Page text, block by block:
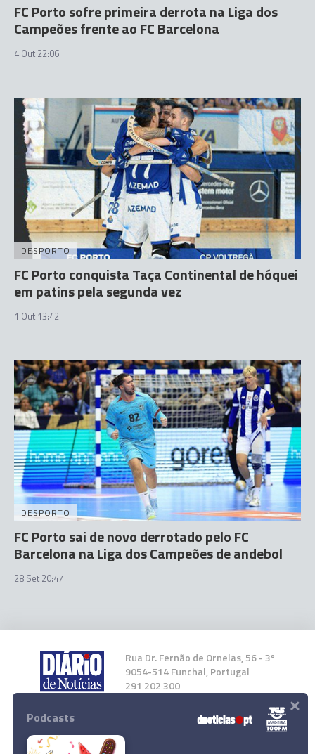
FC Porto sofre primeira derrota na Liga dos
Campeões frente ao FC Barcelona
4 Out 22:06
DESPORTO
FC Porto conquista Taça Continental de hóquei
em patins pela segunda vez
1 Out 13:42
DESPORTO
FC Porto sai de novo derrotado pelo FC
Barcelona na Liga dos Campeões de andebol
28 Set 20:47
Rua Dr. Fernão de Ornelas, 56 - 3º
9054-514 Funchal, Portugal
291 202 300
Instale a nossa App
Podcasts ×